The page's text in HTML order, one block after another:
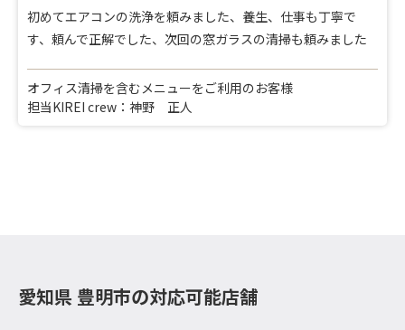
初めてエアコンの洗浄を頼みました、養生、仕事も丁寧で
す、頼んで正解でした、次回の窓ガラスの清掃も頼みました
オフィス清掃を含むメニューをご利用のお客様
担当KIREI crew：神野 正人
愛知県 豊明市の対応可能店舗